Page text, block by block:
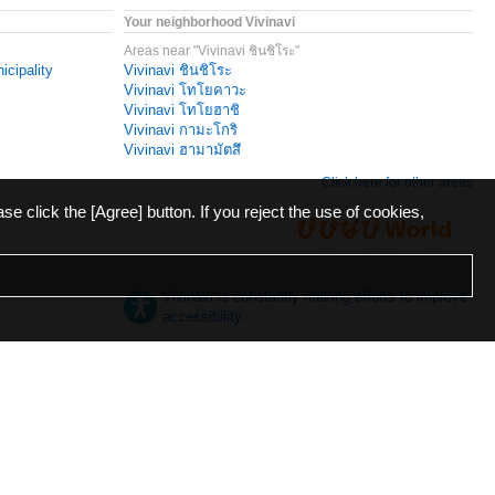
Your neighborhood Vivinavi
Areas near "Vivinavi ชินชิโระ"
Vivinavi ชินชิโระ
Vivinavi โทโยคาวะ
Vivinavi โทโยฮาชิ
Vivinavi กามะโกริ
Vivinavi ฮามามัตสึ
Click here for other areas
Vivinavi is constantly making efforts to improve
accessibility.
click the [Agree] button. If you reject the use of cookies,